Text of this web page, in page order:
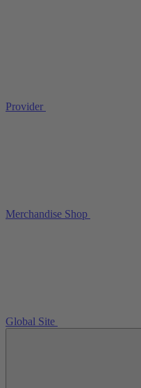
Provider
Merchandise Shop
Global Site